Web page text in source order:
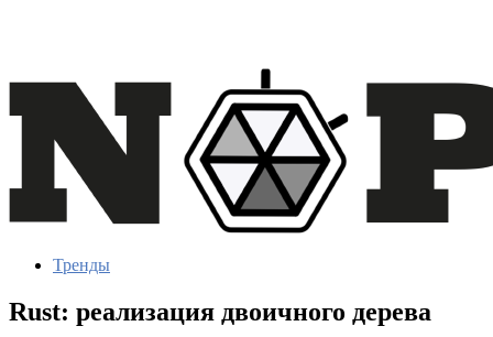
Тренды
Rust: реализация двоичного дерева